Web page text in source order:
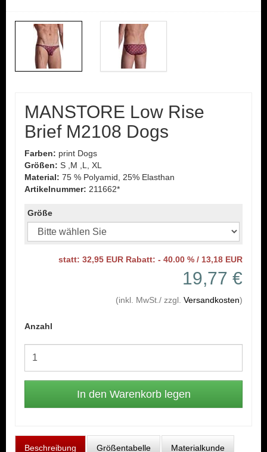
MANSTORE Low Rise
Brief M2108 Dogs
Farben: print Dogs
Größen: S ,M ,L, XL
Material: 75 % Polyamid, 25% Elasthan
Artikelnummer: 211662*
Größe
statt: 32,95 EUR Rabatt: - 40.00 % / 13,18 EUR
19,77 €
(inkl. MwSt./ zzgl. Versandkosten)
Anzahl
Beschreibung Größentabelle Materialkunde